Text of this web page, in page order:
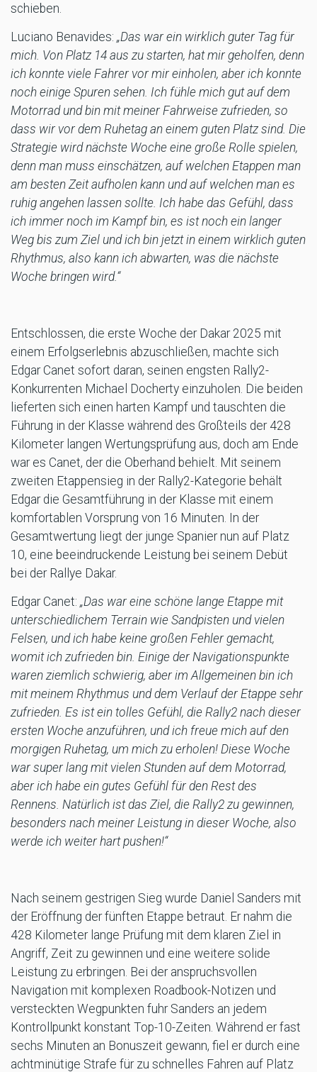
schieben.
Luciano Benavides: „Das war ein wirklich guter Tag für
mich. Von Platz 14 aus zu starten, hat mir geholfen, denn
ich konnte viele Fahrer vor mir einholen, aber ich konnte
noch einige Spuren sehen. Ich fühle mich gut auf dem
Motorrad und bin mit meiner Fahrweise zufrieden, so
dass wir vor dem Ruhetag an einem guten Platz sind. Die
Strategie wird nächste Woche eine große Rolle spielen,
denn man muss einschätzen, auf welchen Etappen man
am besten Zeit aufholen kann und auf welchen man es
ruhig angehen lassen sollte. Ich habe das Gefühl, dass
ich immer noch im Kampf bin, es ist noch ein langer
Weg bis zum Ziel und ich bin jetzt in einem wirklich guten
Rhythmus, also kann ich abwarten, was die nächste
Woche bringen wird.“
Entschlossen, die erste Woche der Dakar 2025 mit
einem Erfolgserlebnis abzuschließen, machte sich
Edgar Canet sofort daran, seinen engsten Rally2-
Konkurrenten Michael Docherty einzuholen. Die beiden
lieferten sich einen harten Kampf und tauschten die
Führung in der Klasse während des Großteils der 428
Kilometer langen Wertungsprüfung aus, doch am Ende
war es Canet, der die Oberhand behielt. Mit seinem
zweiten Etappensieg in der Rally2-Kategorie behält
Edgar die Gesamtführung in der Klasse mit einem
komfortablen Vorsprung von 16 Minuten. In der
Gesamtwertung liegt der junge Spanier nun auf Platz
10, eine beeindruckende Leistung bei seinem Debüt
bei der Rallye Dakar.
Edgar Canet: „Das war eine schöne lange Etappe mit
unterschiedlichem Terrain wie Sandpisten und vielen
Felsen, und ich habe keine großen Fehler gemacht,
womit ich zufrieden bin. Einige der Navigationspunkte
waren ziemlich schwierig, aber im Allgemeinen bin ich
mit meinem Rhythmus und dem Verlauf der Etappe sehr
zufrieden. Es ist ein tolles Gefühl, die Rally2 nach dieser
ersten Woche anzuführen, und ich freue mich auf den
morgigen Ruhetag, um mich zu erholen! Diese Woche
war super lang mit vielen Stunden auf dem Motorrad,
aber ich habe ein gutes Gefühl für den Rest des
Rennens. Natürlich ist das Ziel, die Rally2 zu gewinnen,
besonders nach meiner Leistung in dieser Woche, also
werde ich weiter hart pushen!“
Nach seinem gestrigen Sieg wurde Daniel Sanders mit
der Eröffnung der fünften Etappe betraut. Er nahm die
428 Kilometer lange Prüfung mit dem klaren Ziel in
Angriff, Zeit zu gewinnen und eine weitere solide
Leistung zu erbringen. Bei der anspruchsvollen
Navigation mit komplexen Roadbook-Notizen und
versteckten Wegpunkten fuhr Sanders an jedem
Kontrollpunkt konstant Top-10-Zeiten. Während er fast
sechs Minuten an Bonuszeit gewann, fiel er durch eine
achtminütige Strafe für zu schnelles Fahren auf Platz